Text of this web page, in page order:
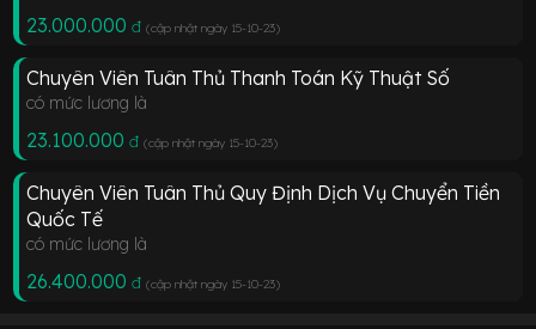
23.000.000 đ (cập nhật ngày 15-10-23)
Chuyên Viên Tuân Thủ Thanh Toán Kỹ Thuật Số
có mức lương là
23.100.000 đ (cập nhật ngày 15-10-23)
Chuyên Viên Tuân Thủ Quy Định Dịch Vụ Chuyển Tiền
Quốc Tế
có mức lương là
26.400.000 đ (cập nhật ngày 15-10-23)